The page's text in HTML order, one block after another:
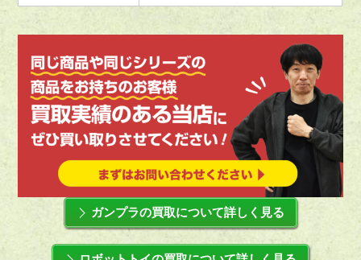
ガンプラの買取について詳しく見る